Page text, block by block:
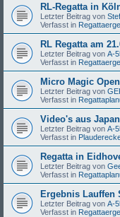
RL-Regatta in
Letzter Beitrag von
Verfasst in
RL Regatta am
Letzter Beitrag von A-
Verfasst in
Micro Magic
Letzter Beitrag von
Verfasst in
Video's aus
Letzter Beitrag von A-
Verfasst in
Regatta in
Letzter Beitrag von
Verfasst in
Ergebnis Lauffen
Letzter Beitrag von A-
Verfasst in